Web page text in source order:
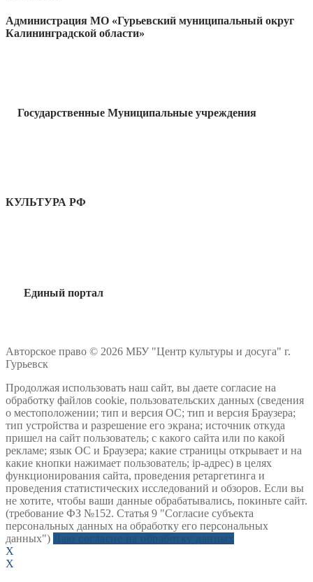
Администрация МО «Гурьевский муниципальный округ
Калининградской области»
Государственные Муниципальные учреждения
КУЛЬТУРА РФ
Единый портал
Авторское право © 2026 МБУ "Центр культуры и досуга" г.
Гурьевск
Продолжая использовать наш сайт, вы даете согласие на
обработку файлов cookie, пользовательских данных (сведения
о местоположении; тип и версия ОС; тип и версия Браузера;
тип устройства и разрешение его экрана; источник откуда
пришел на сайт пользователь; с какого сайта или по какой
рекламе; язык ОС и Браузера; какие страницы открывает и на
какие кнопки нажимает пользователь; ip-адрес) в целях
функционирования сайта, проведения ретаргетинга и
проведения статистических исследований и обзоров. Если вы
не хотите, чтобы ваши данные обрабатывались, покиньте сайт.
(требование ФЗ №152. Статья 9 "Согласие субъекта
персональных данных на обработку его персональных
данных")
X
X